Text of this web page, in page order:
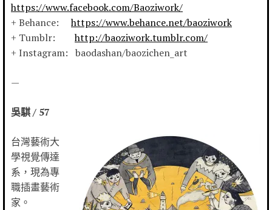
https://www.facebook.com/Baoziwork/
+ Behance:https://www.behance.net/baoziwork
+ Tumblr:http://baoziwork.tumblr.com/
+ Instagram: baodashan/baozichen_art
—
吳騏 / 57
台灣藝術大
學視覺傳達
系，現為專
職插畫藝術
家。